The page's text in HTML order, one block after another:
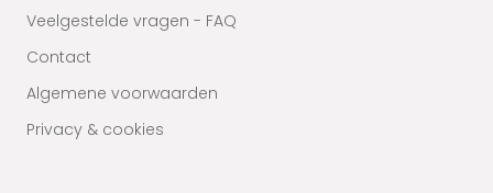
Veelgestelde vragen - FAQ
Contact
Algemene voorwaarden
Privacy & cookies